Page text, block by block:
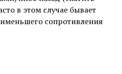
в этом случае бывает
сопротивления